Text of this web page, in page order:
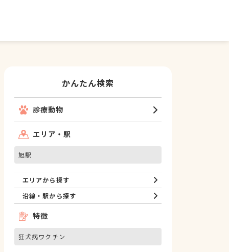
かんたん検索
診療動物
エリア・駅
旭駅
エリアから探す
沿線・駅から探す
特徴
狂犬病ワクチン